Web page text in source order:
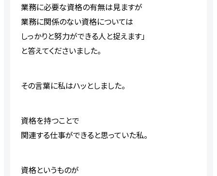
業務に必要な資格の有無は見ますが
業務に関係のない資格については
しっかりと努力ができる人と捉えます」
と答えてくださいました。
その言葉に私はハッとしました。
資格を持つことで
関連する仕事ができると思っていた私。
資格というものが